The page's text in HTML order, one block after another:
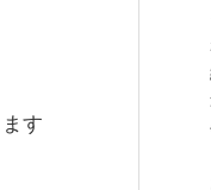
す